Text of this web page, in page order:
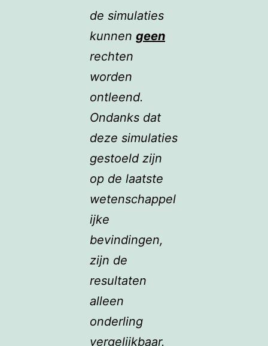
de simulaties
kunnen geen
rechten
worden
ontleend.
Ondanks dat
deze simulaties
gestoeld zijn
op de laatste
wetenschappel
ijke
bevindingen,
zijn de
resultaten
alleen
onderling
vergelijkbaar.